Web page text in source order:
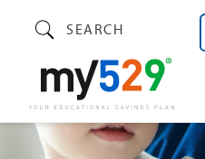
SEARCH